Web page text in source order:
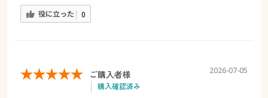
役に立った 0
ご購入者様
購入確認済み
2026-07-05